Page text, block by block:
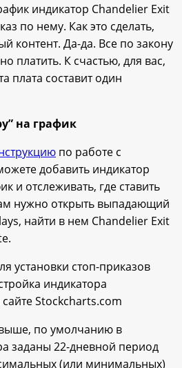
индикатор Chandelier Exit
по нему. Как это сделать,
контент. Да-да. Все по закону
платить. К счастью, для вас,
плата составит один
на график
по работе с
добавить индикатор
и отслеживать, где ставить
нужно открыть выпадающий
найти в нем Chandelier Exit
индикатора
Stockcharts.com
по умолчанию в
заданы 22-дневной период
(или минимальных)